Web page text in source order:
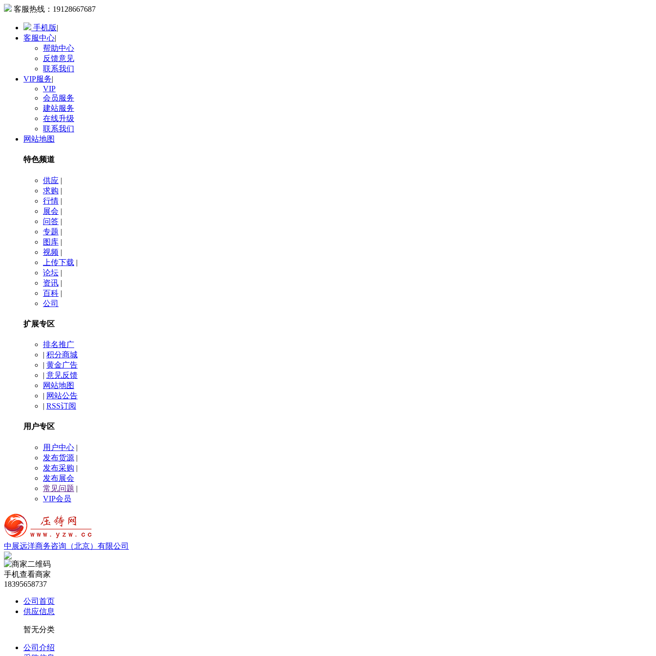
客服热线： 19128667687
手机版|
客服中心|
帮助中心
反馈意见
联系我们
VIP服务|
VIP
会员服务
建站服务
在线升级
联系我们
网站地图
特色频道
供应 |
求购 |
行情 |
展会 |
问答 |
专题 |
图库 |
视频 |
上传下载 |
论坛 |
资讯 |
百科 |
公司
扩展专区
排名推广
| 积分商城
| 黄金广告
| 意见反馈
网站地图
| 网站公告
| RSS订阅
用户专区
用户中心 |
发布货源 |
发布采购 |
发布展会
常见问题 |
VIP会员
中展远洋商务咨询（北京）有限公司
手机查看商家
18395658737
公司首页
供应信息
暂无分类
公司介绍